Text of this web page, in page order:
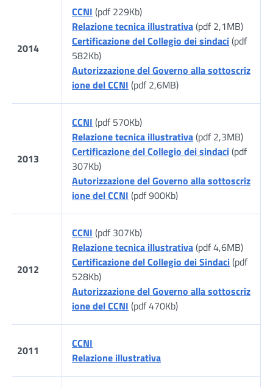
2014
CCNI (pdf 229Kb)
Relazione tecnica illustrativa(pdf 2,1MB)
Certificazione del Collegio dei sindaci(pdf
582Kb)
Autorizzazione del Governo alla sottoscriz
ione del CCNI (pdf 2,6MB)
2013
CCNI (pdf 570Kb)
Relazione tecnica illustrativa(pdf 2,3MB)
Certificazione del Collegio dei sindaci(pdf
307Kb)
Autorizzazione del Governo alla sottoscriz
ione del CCNI (pdf 900Kb)
2012
CCNI (pdf 307Kb)
Relazione tecnica illustrativa(pdf 4,6MB)
Certificazione del Collegio dei Sindaci(pdf
528Kb)
Autorizzazione del Governo alla sottoscriz
ione del CCNI (pdf 470Kb)
2011
CCNI
Relazione illustrativa